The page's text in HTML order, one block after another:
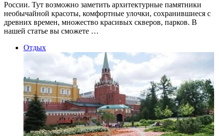
России. Тут возможно заметить архитектурные памятники
необычайной красоты, комфортные улочки, сохранившиеся с
древних времен, множество красивых скверов, парков. В
нашей статье вы сможете …
Отдых